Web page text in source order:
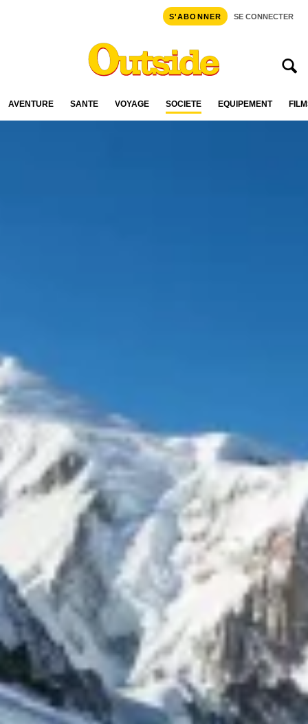
S'ABONNER SE CONNECTER
AVENTURE SANTÉ VOYAGE SOCIÉTÉ ÉQUIPEMENT